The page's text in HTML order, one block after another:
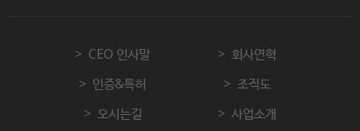
CEO 인사말
회사연혁
인증&특허
조직도
오시는길
사업소개